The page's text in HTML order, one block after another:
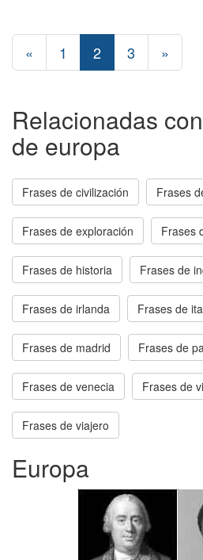
« 1 2 3 »
Relacionadas
de europa
Frases de civilización Frases
Frases de exploración Frases
Frases de historia Frases de
Frases de irlanda Frases de
Frases de madrid Frases de
Frases de venecia Frases de
Frases de viajero
Europa